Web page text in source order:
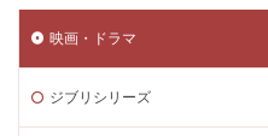
映画・ドラマ
ジブリシリーズ